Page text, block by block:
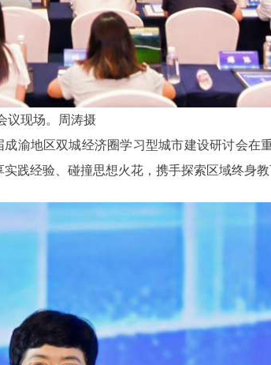
议现场。周涛摄
地区双城经济圈学习型城市建设研讨会在
践经验、碰撞思想火花，携手探索区域终身教